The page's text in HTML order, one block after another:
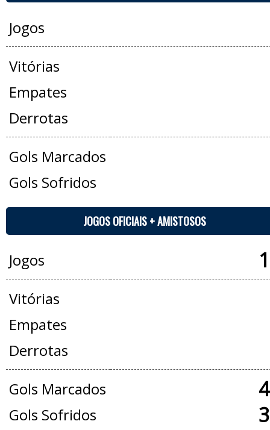
Jogos
Vitórias
Empates
Derrotas
Gols Marcados
Gols Sofridos
JOGOS OFICIAIS + AMISTOSOS
Jogos
Vitórias
Empates
Derrotas
Gols Marcados
Gols Sofridos